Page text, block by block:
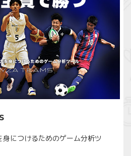
につけるためのゲーム分析ツ